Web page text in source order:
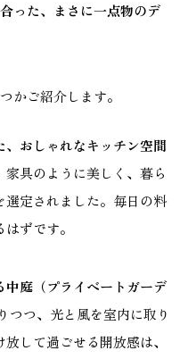
った、まさに一点物のデ
かご紹介します。
おしゃれなキッチン空間
具のように美しく、暮ら
選定されました。毎日の料
ずです。
中庭（プライベートガーデ
つつ、光と風を室内に取り
して過ごせる開放感は、